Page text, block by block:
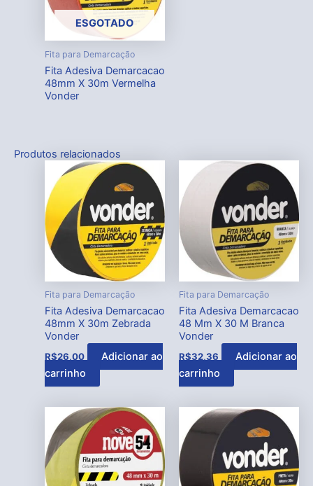
ESGOTADO
Fita para Demarcação
Fita Adesiva Demarcacao
48mm X 30m Vermelha
Vonder
Produtos relacionados
Fita para Demarcação
Fita Adesiva Demarcacao
48mm X 30m Zebrada
Vonder
R$26,00
Adicionar ao
carrinho
Fita para Demarcação
Fita Adesiva Demarcacao
48 Mm X 30 M Branca
Vonder
R$32,36
Adicionar ao
carrinho